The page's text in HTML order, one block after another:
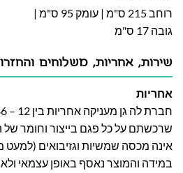
רוחב 215 ס"מ | עומק 95 ס"מ |
גובה 17 ס"מ
שירות, אחריות, משלוחים
אחריות
שרכשתם על כל פגם בייצור וחומר של
אינה מכסה שמשיות וגזיבואים (למעט
במידה והמוצר נאסף באופן עצמאי